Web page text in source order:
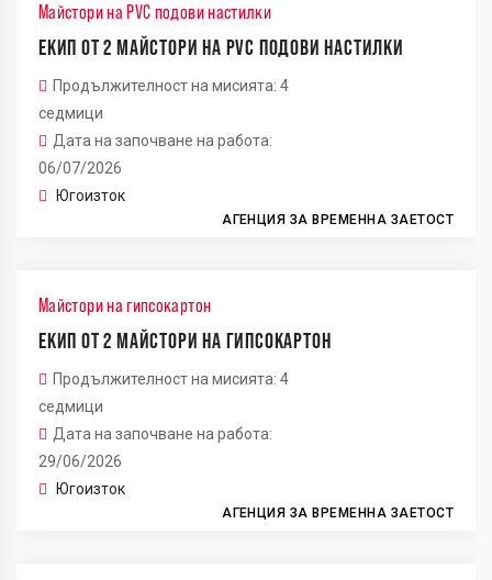
Майстори на PVC подови настилки
ЕКИП ОТ 2 МАЙСТОРИ НА PVC ПОДОВИ НАСТИЛКИ
Продължителност на мисията: 4
седмици
Дата на започване на работа:
06/07/2026
Югоизток
АГЕНЦИЯ ЗА ВРЕМЕННА ЗАЕТОСТ
Майстори на гипсокартон
ЕКИП ОТ 2 МАЙСТОРИ НА ГИПСОКАРТОН
Продължителност на мисията: 4
седмици
Дата на започване на работа:
29/06/2026
Югоизток
АГЕНЦИЯ ЗА ВРЕМЕННА ЗАЕТОСТ